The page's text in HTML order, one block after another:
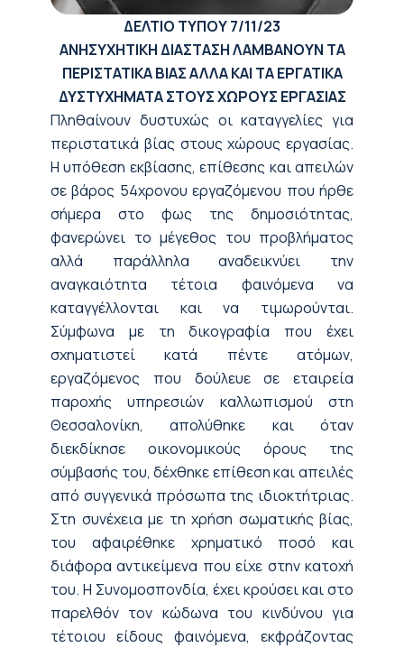
ΔΕΛΤΙΟ ΤΥΠΟΥ7/11/23
ΑΝΗΣΥΧΗΤΙΚΗ ΔΙΑΣΤΑΣΗ ΛΑΜΒΑΝΟΥΝ ΤΑ
ΠΕΡΙΣΤΑΤΙΚΑ ΒΙΑΣ ΑΛΛΑ ΚΑΙ ΤΑ ΕΡΓΑΤΙΚΑ
ΔΥΣΤΥΧΗΜΑΤΑ ΣΤΟΥΣ ΧΩΡΟΥΣ ΕΡΓΑΣΙΑΣ
Πληθαίνουν δυστυχώς οι καταγγελίες για
περιστατικά βίας στους χώρους εργασίας.
Η υπόθεση εκβίασης, επίθεσης και απειλών
σε βάρος 54χρονου εργαζόμενου που ήρθε
σήμερα στο φως της δημοσιότητας,
φανερώνει το μέγεθος του προβλήματος
αλλά παράλληλα αναδεικνύει την
αναγκαιότητα τέτοια φαινόμενα να
καταγγέλλονται και να τιμωρούνται.
Σύμφωνα με τη δικογραφία που έχει
σχηματιστεί κατά πέντε ατόμων,
εργαζόμενος που δούλευε σε εταιρεία
παροχής υπηρεσιών καλλωπισμού στη
Θεσσαλονίκη, απολύθηκε και όταν
διεκδίκησε οικονομικούς όρους της
σύμβασής του, δέχθηκε επίθεση και απειλές
από συγγενικά πρόσωπα της ιδιοκτήτριας.
Στη συνέχεια με τη χρήση σωματικής βίας,
του αφαιρέθηκε χρηματικό ποσό και
διάφορα αντικείμενα που είχε στην κατοχή
του. Η Συνομοσπονδία, έχει κρούσει και στο
παρελθόν τον κώδωνα του κινδύνου για
τέτοιου είδους φαινόμενα, εκφράζοντας